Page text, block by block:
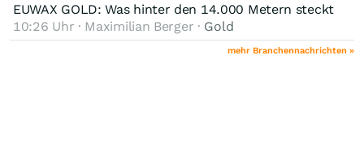
EUWAX GOLD: Was hinter den 14.000 Metern steckt
10:26 Uhr · Maximilian Berger · Gold
mehr Branchennachrichten »